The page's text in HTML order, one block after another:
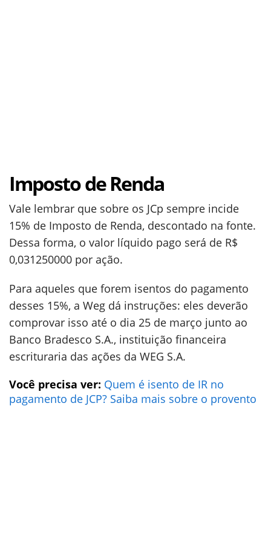
Imposto de Renda
Vale lembrar que sobre os JCp sempre incide
15% de Imposto de Renda, descontado na fonte.
Dessa forma, o valor líquido pago será de R$
0,031250000 por ação.
Para aqueles que forem isentos do pagamento
desses 15%, a Weg dá instruções: eles deverão
comprovar isso até o dia 25 de março junto ao
Banco Bradesco S.A., instituição financeira
escrituraria das ações da WEG S.A.
Você precisa ver: Quem é isento de IR no
pagamento de JCP? Saiba mais sobre o provento